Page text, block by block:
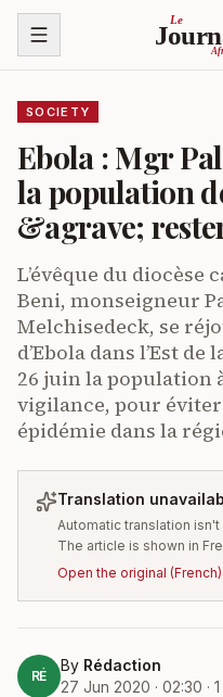
Skip to content Le
SOCIETY
Ebola : Mgr
la population
&agrave;
L’évêque du diocèse
Beni, monseigneur
Melchisedeck, se
d’Ebola dans l’Est
26 juin la population
vigilance, pour
épidémie dans la
Translation
Automatic translation
The article is shown in
Open the original (French
RÉ
By Rédaction
27 Jun 2020 · 02:30 · 1